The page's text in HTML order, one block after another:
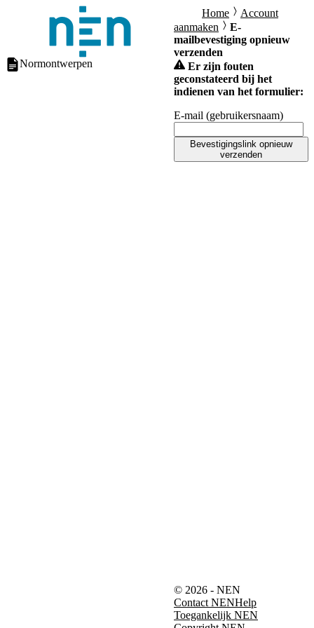
Normontwerpen
Home
Account
aanmaken
E-
mailbevestiging opnieuw
verzenden
Er zijn fouten
geconstateerd bij het
indienen van het formulier:
E-mail (gebruikersnaam)
Bevestigingslink opnieuw
verzenden
© 2026 - NEN
Contact NENHelp
Toegankelijk NEN